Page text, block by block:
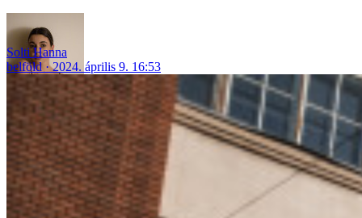
Solti Hanna
belföld
2024. április 9. 16:53